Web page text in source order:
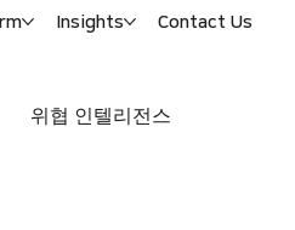
Insights Contact Us
위협 인텔리전스